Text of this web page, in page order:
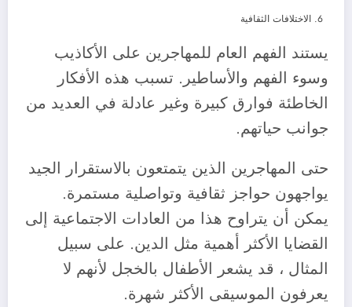
الاختلافات الثقافية
يستند الفهم العام للمهاجرين على الأكاذيب
وسوء الفهم والأساطير. تسبب هذه الأفكار
الخاطئة فوارق كبيرة وغير عادلة في العديد من
جوانب حياتهم.
حتى المهاجرين الذين يتمتعون بالاستقرار الجيد
يواجهون حواجز ثقافية وتواصلية مستمرة.
يمكن أن يتراوح هذا من العادات الاجتماعية إلى
القضايا الأكثر أهمية مثل الدين. على سبيل
المثال ، قد يشعر الأطفال بالخجل لأنهم لا
يعرفون الموسيقى الأكثر شهرة.